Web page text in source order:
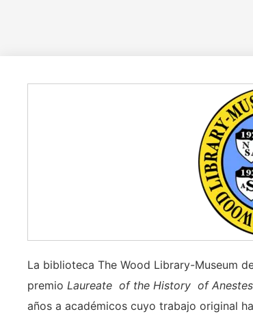
La biblioteca The Wood Library-Museum
premio Laureate of the History of
años a académicos cuyo trabajo original